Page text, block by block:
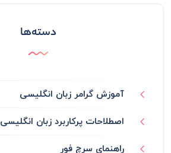
دسته‌ها
آموزش گرامر زبان انگلیسی
اصطلاحات پرکاربرد زبان انگلیسی
راهنمای سرچ فور